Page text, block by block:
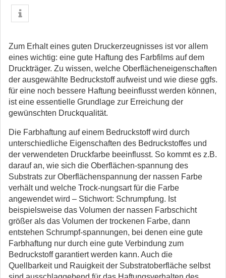
Zum Erhalt eines guten Druckerzeugnisses ist vor allem
eines wichtig: eine gute Haftung des Farbfilms auf dem
Druckträger. Zu wissen, welche Oberflächeneigenschaften
der ausgewählte Bedruckstoff aufweist und wie diese ggfs.
für eine noch bessere Haftung beeinflusst werden können,
ist eine essentielle Grundlage zur Erreichung der
gewünschten Druckqualität.
Die Farbhaftung auf einem Bedruckstoff wird durch
unterschiedliche Eigenschaften des Bedruckstoffes und
der verwendeten Druckfarbe beeinflusst. So kommt es z.B.
darauf an, wie sich die Oberflächen-spannung des
Substrats zur Oberflächenspannung der nassen Farbe
verhält und welche Trock-nungsart für die Farbe
angewendet wird – Stichwort: Schrumpfung. Ist
beispielsweise das Volumen der nassen Farbschicht
größer als das Volumen der trockenen Farbe, dann
entstehen Schrumpf-spannungen, bei denen eine gute
Farbhaftung nur durch eine gute Verbindung zum
Bedruckstoff garantiert werden kann. Auch die
Quellbarkeit und Rauigkeit der Substratoberfläche selbst